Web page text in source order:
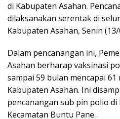
di Kabupaten Asahan.
dilaksanakan serentak di
Kabupaten Asahan, Senin
Dalam pencanangan ini,
Asahan berharap vaksinasi
sampai 59 bulan mencapai
Kabupaten Asahan. Ini
pencanangan sub pin polio di
Kecamatan Buntu Pane.